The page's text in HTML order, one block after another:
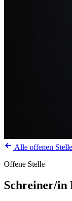
Alle offenen
Offene Stelle
Schreiner/in